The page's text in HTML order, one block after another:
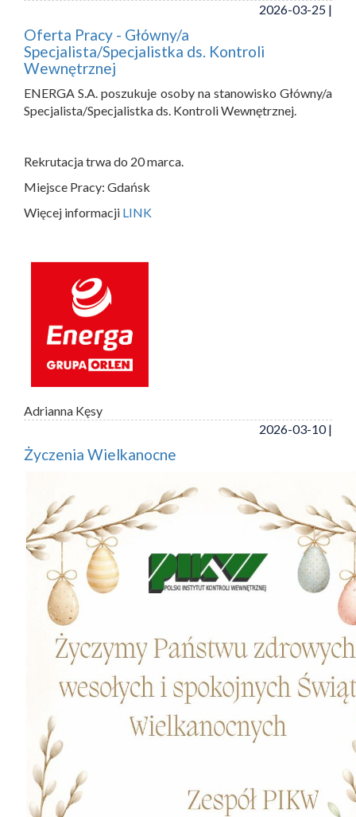
2026-03-25 |
Oferta Pracy - Główny/a
Specjalista/Specjalistka ds. Kontroli
Wewnętrznej
ENERGA S.A. poszukuje osoby na stanowisko Główny/a
Specjalista/Specjalistka ds. Kontroli Wewnętrznej.
Rekrutacja trwa do 20 marca.
Miejsce Pracy: Gdańsk
Więcej informacji LINK
Adrianna Kęsy
2026-03-10 |
Życzenia Wielkanocne